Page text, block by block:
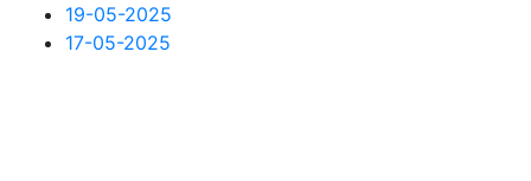
19-05-2025
17-05-2025